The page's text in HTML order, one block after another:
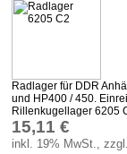
Radlager für DDR
und HP400 / 450.
Rillenkugellager 6205
15,11 €
inkl. 19% MwSt.,